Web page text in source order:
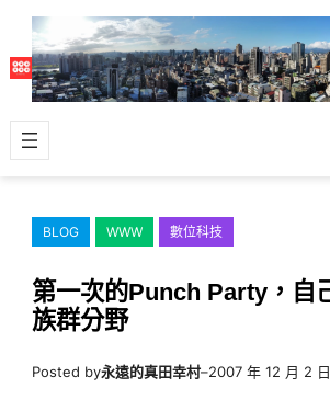
主
容
BLOG WWW 數位科技
第一次的Punch Party，自
族群分野
Posted by永遠的真田幸村–2007 年 12 月 2 日